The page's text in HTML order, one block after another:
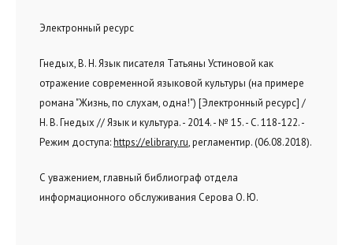
Электронный ресурс
Гнедых, В. Н. Язык писателя Татьяны Устиновой как
отражение современной языковой культуры (на примере
романа "Жизнь, по слухам, одна!") [Электронный ресурс] /
Н. В. Гнедых // Язык и культура. - 2014. - № 15. - С. 118-122. -
Режим доступа:https://elibrary.ru, регламентир. (06.08.2018).
С уважением, главный библиограф отдела
информационного обслуживания Серова О. Ю.